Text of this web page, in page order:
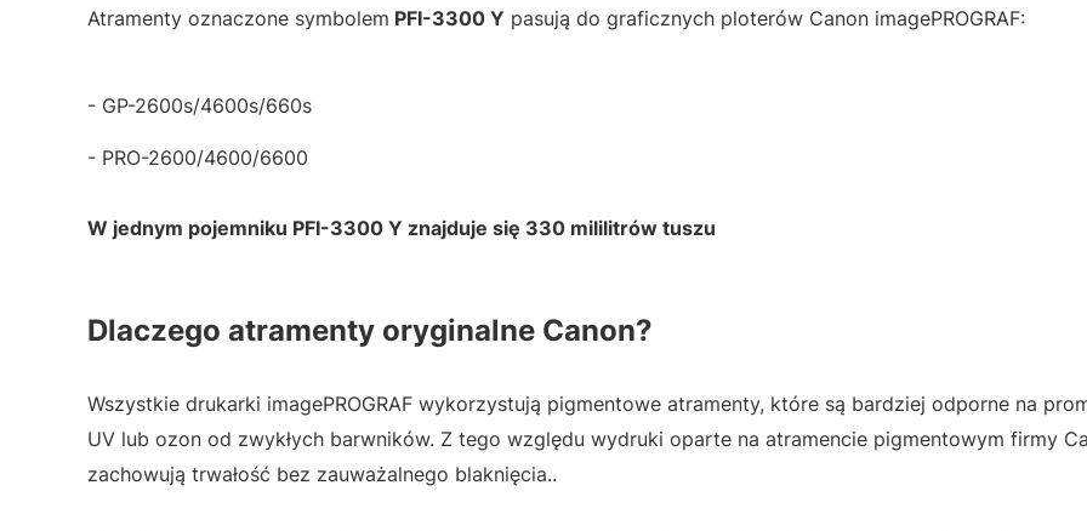
Atramenty oznaczone symbolem PFI-3300 Y pasują do graficznych ploterów Canon imagePROGRAF:
- GP-2600s/4600s/660s
- PRO-2600/4600/6600
W jednym pojemniku PFI-3300 Y znajduje się 330 mililitrów tuszu
Dlaczego atramenty oryginalne Canon?
Wszystkie drukarki imagePROGRAF wykorzystują pigmentowe atramenty, które są bardziej odporne na
UV lub ozon od zwykłych barwników. Z tego względu wydruki oparte na atramencie pigmentowym firmy
zachowują trwałość bez zauważalnego blaknięcia..